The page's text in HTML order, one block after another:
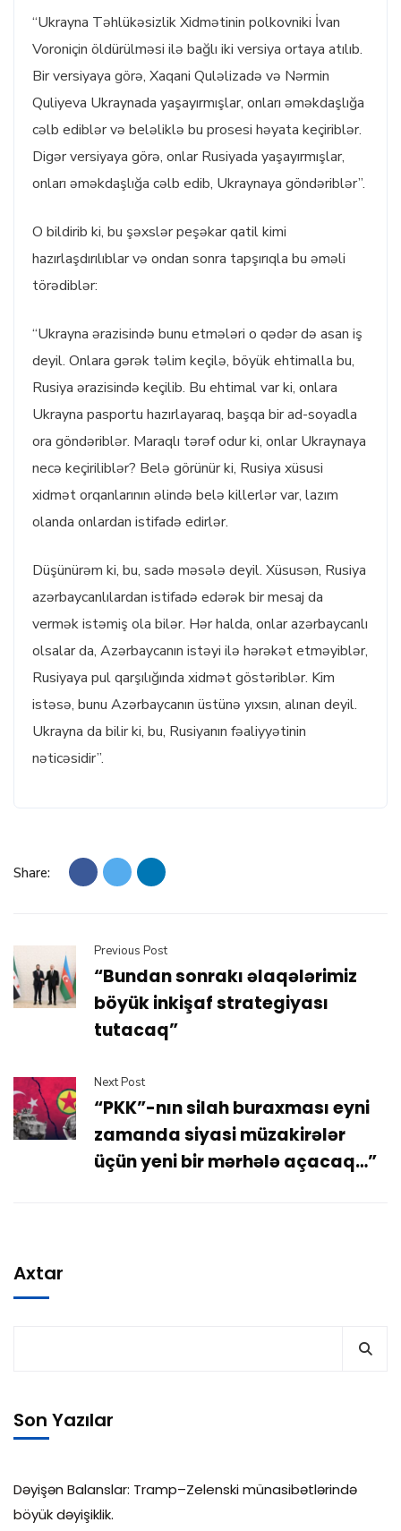
“Ukrayna Təhlükəsizlik Xidmətinin polkovniki İvan
Voroniçin öldürülməsi ilə bağlı iki versiya ortaya atılıb.
Bir versiyaya görə, Xaqani Quləlizadə və Nərmin
Quliyeva Ukraynada yaşayırmışlar, onları əməkdaşlığa
cəlb ediblər və beləliklə bu prosesi həyata keçiriblər.
Digər versiyaya görə, onlar Rusiyada yaşayırmışlar,
onları əməkdaşlığa cəlb edib, Ukraynaya göndəriblər”.
O bildirib ki, bu şəxslər peşəkar qatil kimi
hazırlaşdırılıblar və ondan sonra tapşırıqla bu əməli
törədiblər:
“Ukrayna ərazisində bunu etmələri o qədər də asan iş
deyil. Onlara gərək təlim keçilə, böyük ehtimalla bu,
Rusiya ərazisində keçilib. Bu ehtimal var ki, onlara
Ukrayna pasportu hazırlayaraq, başqa bir ad-soyadla
ora göndəriblər. Maraqlı tərəf odur ki, onlar Ukraynaya
necə keçiriliblər? Belə görünür ki, Rusiya xüsusi
xidmət orqanlarının əlində belə killerlər var, lazım
olanda onlardan istifadə edirlər.
Düşünürəm ki, bu, sadə məsələ deyil. Xüsusən, Rusiya
azərbaycanlılardan istifadə edərək bir mesaj da
vermək istəmiş ola bilər. Hər halda, onlar azərbaycanlı
olsalar da, Azərbaycanın istəyi ilə hərəkət etməyiblər,
Rusiyaya pul qarşılığında xidmət göstəriblər. Kim
istəsə, bunu Azərbaycanın üstünə yıxsın, alınan deyil.
Ukrayna da bilir ki, bu, Rusiyanın fəaliyyətinin
nəticəsidir”.
Share:
Previous Post
“Bundan sonrakı əlaqələrimiz
böyük inkişaf strategiyası
tutacaq”
Next Post
“PKK”-nın silah buraxması eyni
zamanda siyasi müzakirələr
üçün yeni bir mərhələ açacaq…”
Axtar
Son Yazılar
Dəyişən Balanslar: Tramp–Zelenski münasibətlərində
böyük dəyişiklik.